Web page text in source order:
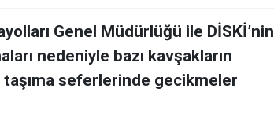
Genel Müdürlüğü ile DİSKİ’nin
nedeniyle bazı kavşakların
taşıma seferlerinde gecikmeler